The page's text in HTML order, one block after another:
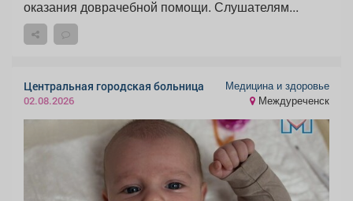
оказания доврачебной помощи. Слушателям...
Центральная городская больница
02.08.2026
Медицина и здоровье
Междуреченск